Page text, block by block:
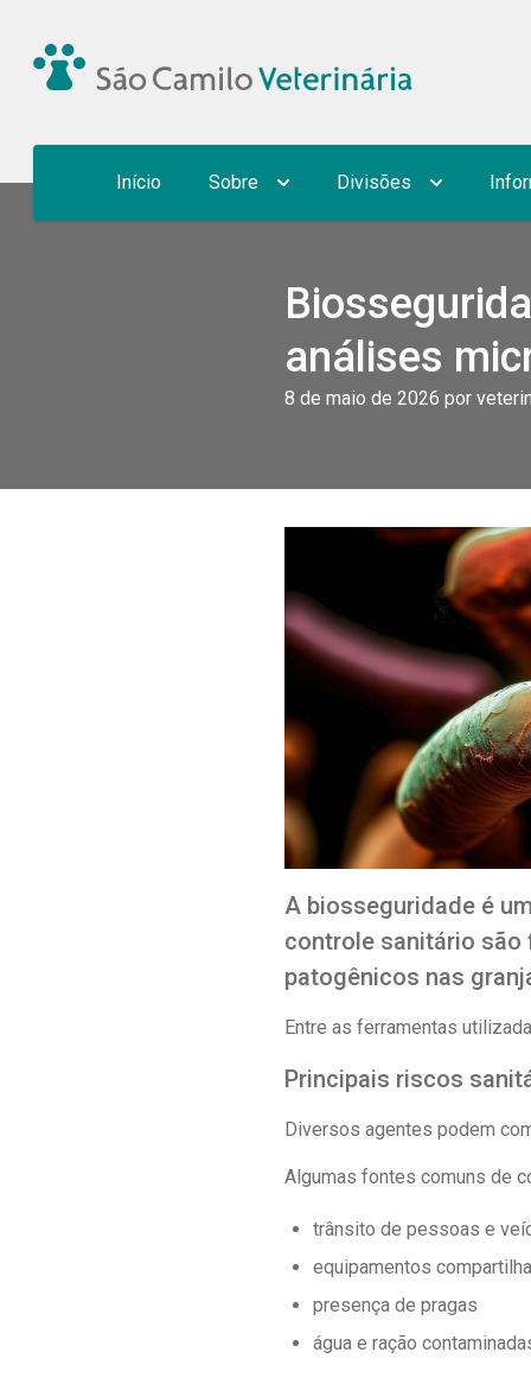
Início Sobre Divisões
Sanidade Avícola
Agro e Bioinsumos
análises
8 de maio de 2026 por
A biosseguridade é
controle sanitário são
patogênicos nas
Entre as ferramentas
Principais riscos
Diversos agentes podem
Algumas fontes comuns de
trânsito de pessoas e
equipamentos
presença de pragas
água e ração